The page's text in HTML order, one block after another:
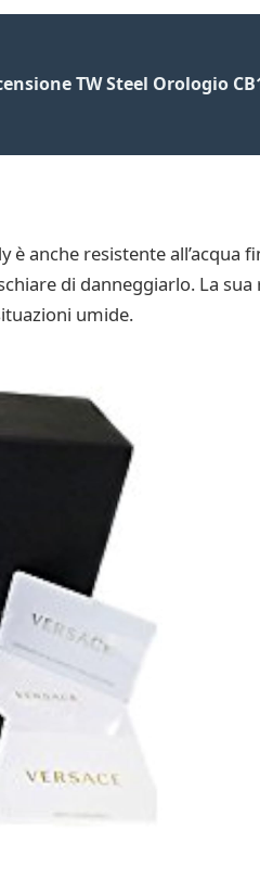
TW Steel Orologio
è anche resistente
di danneggiarlo. La sua
umide.